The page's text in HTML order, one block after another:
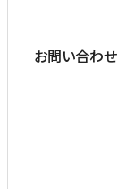
お問い合わせ